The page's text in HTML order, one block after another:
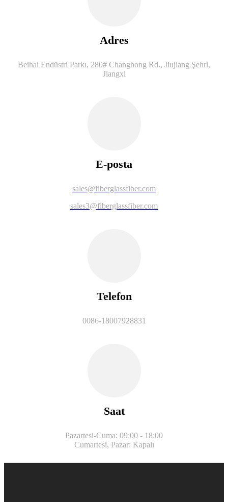
Adres
Beihai Endüstri Parkı, 280# Changhong Rd., Jiujiang Şehri,
Jiangxi
E-posta
sales@fiberglassfiber.com
sales3@fiberglassfiber.com
Telefon
0086-18007928831
Saat
Pazartesi-Cuma: 09:00 - 18:00
Cumartesi, Pazar: Kapalı